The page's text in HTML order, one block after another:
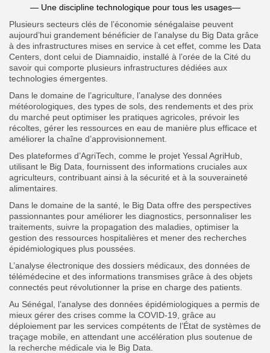
— Une discipline technologique pour tous les usages—
Plusieurs secteurs clés de l’économie sénégalaise peuvent
aujourd’hui grandement bénéficier de l’analyse du Big Data grâce
à des infrastructures mises en service à cet effet, comme les Data
Centers, dont celui de Diamnaidio, installé à l’orée de la Cité du
savoir qui comporte plusieurs infrastructures dédiées aux
technologies émergentes.
Dans le domaine de l’agriculture, l’analyse des données
météorologiques, des types de sols, des rendements et des prix
du marché peut optimiser les pratiques agricoles, prévoir les
récoltes, gérer les ressources en eau de manière plus efficace et
améliorer la chaîne d’approvisionnement.
Des plateformes d’AgriTech, comme le projet Yessal AgriHub,
utilisant le Big Data, fournissent des informations cruciales aux
agriculteurs, contribuant ainsi à la sécurité et à la souveraineté
alimentaires.
Dans le domaine de la santé, le Big Data offre des perspectives
passionnantes pour améliorer les diagnostics, personnaliser les
traitements, suivre la propagation des maladies, optimiser la
gestion des ressources hospitalières et mener des recherches
épidémiologiques plus poussées.
L’analyse électronique des dossiers médicaux, des données de
télémédecine et des informations transmises grâce à des objets
connectés peut révolutionner la prise en charge des patients.
Au Sénégal, l’analyse des données épidémiologiques a permis de
mieux gérer des crises comme la COVID-19, grâce au
déploiement par les services compétents de l’État de systèmes de
traçage mobile, en attendant une accélération plus soutenue de
la recherche médicale via le Big Data.